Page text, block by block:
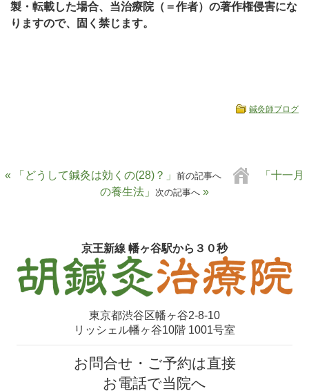
製・転載した場合、当治療院（＝作者）の著作権侵害にな
りますので、固く禁じます。
鍼灸師ブログ
« 「どうして鍼灸は効くの(28)？」 前の記事へ
「十一月
の養生法」
次の記事へ »
京王新線 幡ヶ谷駅から３０秒
東京都渋谷区幡ヶ谷2-8-10
リッシェル幡ヶ谷10階 1001号室
お問合せ・ご予約は直接
お電話で当院へ